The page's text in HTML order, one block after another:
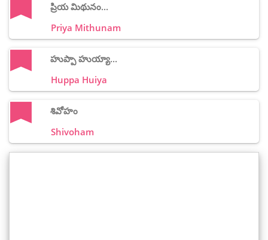
ప్రియ మిథునం...
Priya Mithunam
హుప్పా హుయ్యా...
Huppa Huiya
శివోహం
Shivoham